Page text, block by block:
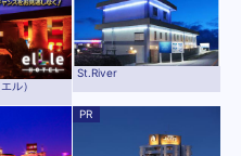
ル）
St.River
PR